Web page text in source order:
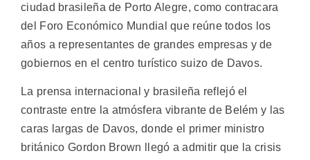
ciudad brasileña de Porto Alegre, como contracara
del Foro Económico Mundial que reúne todos los
años a representantes de grandes empresas y de
gobiernos en el centro turístico suizo de Davos.
La prensa internacional y brasileña reflejó el
contraste entre la atmósfera vibrante de Belém y las
caras largas de Davos, donde el primer ministro
británico Gordon Brown llegó a admitir que la crisis